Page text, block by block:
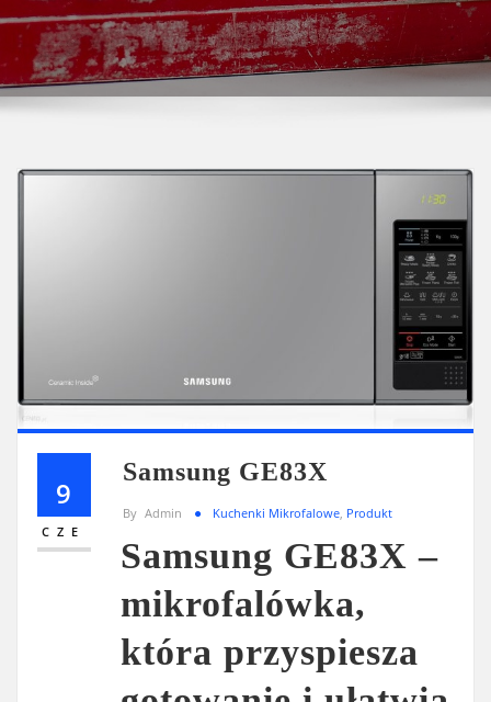
9
CZE
Samsung GE83X
By Admin Kuchenki Mikrofalowe Produkt
Samsung GE83X –
mikrofalówka,
która przyspiesza